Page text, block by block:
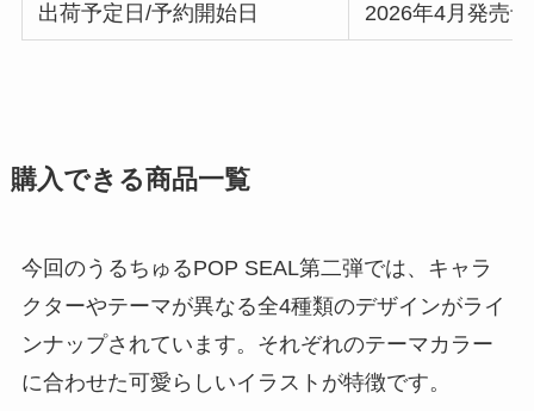
出荷予定日/予約開始日 2026年4月発売
購入できる商品一覧
今回のうるちゅるPOP SEAL第二弾では、キャラ
クターやテーマが異なる全4種類のデザインがライ
ンナップされています。それぞれのテーマカラー
に合わせた可愛らしいイラストが特徴です。